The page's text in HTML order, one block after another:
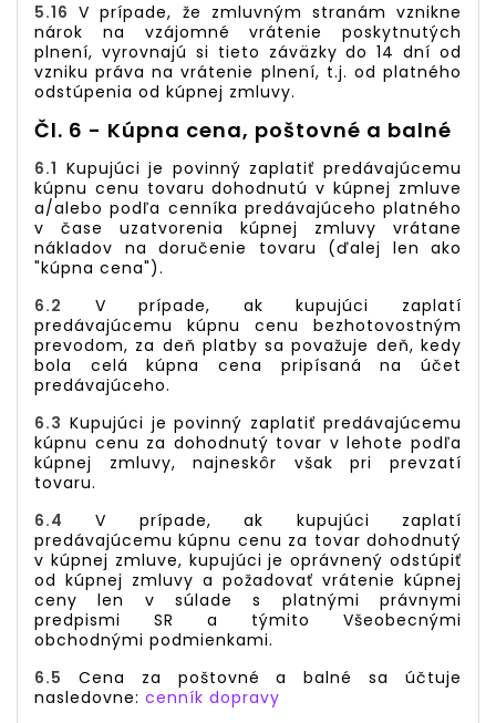
5.16 V prípade, že zmluvným stranám vznikne
nárok na vzájomné vrátenie poskytnutých
plnení, vyrovnajú si tieto záväzky do 14 dní od
vzniku práva na vrátenie plnení, t.j. od platného
odstúpenia od kúpnej zmluvy.
Čl. 6 - Kúpna cena, poštovné a balné
6.1 Kupujúci je povinný zaplatiť predávajúcemu
kúpnu cenu tovaru dohodnutú v kúpnej zmluve
a/alebo podľa cenníka predávajúceho platného
v čase uzatvorenia kúpnej zmluvy vrátane
nákladov na doručenie tovaru (ďalej len ako
"kúpna cena").
6.2 V prípade, ak kupujúci zaplatí
predávajúcemu kúpnu cenu bezhotovostným
prevodom, za deň platby sa považuje deň, kedy
bola celá kúpna cena pripísaná na účet
predávajúceho.
6.3 Kupujúci je povinný zaplatiť predávajúcemu
kúpnu cenu za dohodnutý tovar v lehote podľa
kúpnej zmluvy, najneskôr však pri prevzatí
tovaru.
6.4 V prípade, ak kupujúci zaplatí
predávajúcemu kúpnu cenu za tovar dohodnutý
v kúpnej zmluve, kupujúci je oprávnený odstúpiť
od kúpnej zmluvy a požadovať vrátenie kúpnej
ceny len v súlade s platnými právnymi
predpismi SR a týmito Všeobecnými
obchodnými podmienkami.
6.5 Cena za poštovné a balné sa účtuje
nasledovne: cenník dopravy